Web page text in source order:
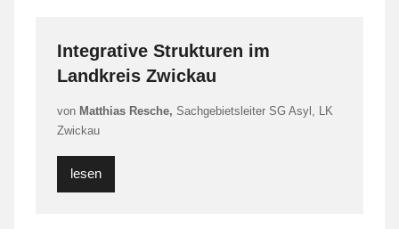
Integrative Strukturen im
Landkreis Zwickau
von Matthias Resche, Sachgebietsleiter SG Asyl, LK
Zwickau
lesen